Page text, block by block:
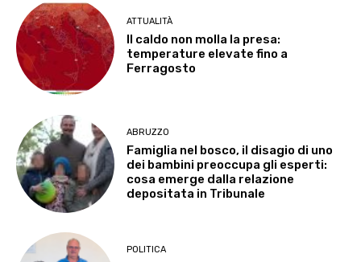
ATTUALITÀ
Il caldo non molla la presa:
temperature elevate fino a
Ferragosto
ABRUZZO
Famiglia nel bosco, il disagio di uno
dei bambini preoccupa gli esperti:
cosa emerge dalla relazione
depositata in Tribunale
POLITICA